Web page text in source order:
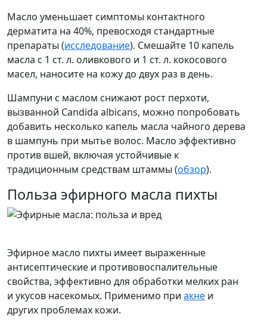
Масло уменьшает симптомы контактного
дерматита на 40%, превосходя стандартные
препараты (исследование). Смешайте 10 капель
масла с 1 ст. л. оливкового и 1 ст. л. кокосового
масел, наносите на кожу до двух раз в день.
Шампуни с маслом снижают рост перхоти,
вызванной Candida albicans, можно попробовать
добавить несколько капель масла чайного дерева
в шампунь при мытье волос. Масло эффективно
против вшей, включая устойчивые к
традиционным средствам штаммы (обзор).
Польза эфирного масла пихты
Эфирное масло пихты имеет выраженные
антисептические и противовоспалительные
свойства, эффективно для обработки мелких ран
и укусов насекомых. Применимо при акне и
других проблемах кожи.